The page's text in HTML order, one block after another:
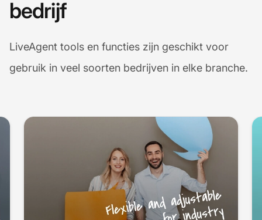
bedrijf
LiveAgent tools en functies zijn geschikt voor
gebruik in veel soorten bedrijven in elke branche.